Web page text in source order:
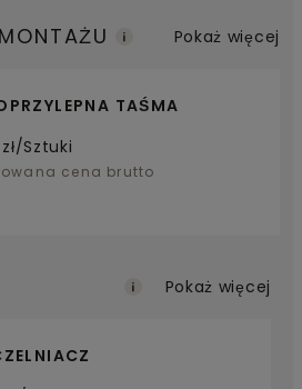
TAŚMA
zł/Sztuki
cena brutto
Pokaż więcej
Pokaż więcej